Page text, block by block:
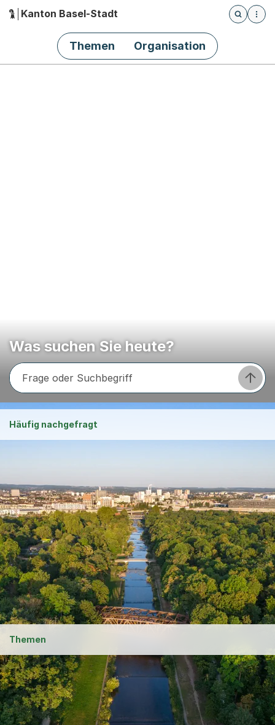
Hauptnavigation
Kanton Basel-Stadt
Öffnet
Themen Organisation
Was suchen Sie heute?
Frage oder Suchbegriff
Frage
Häufig nachgefragt
Offene Stellen
Bestattungsanzeigen
Schulferien
Gartenbäder
Abfallabfuhr
Themen
Arbeit und Steuern
Arbeitsbewilligungen
Stellenbesetzung & Arbeitslosigkeit